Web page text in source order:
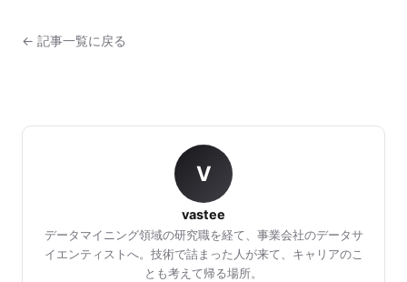
← 記事一覧に戻る
V
vastee
データマイニング領域の研究職を経て、事業会社のデータサ
イエンティストへ。技術で詰まった人が来て、キャリアのこ
とも考えて帰る場所。